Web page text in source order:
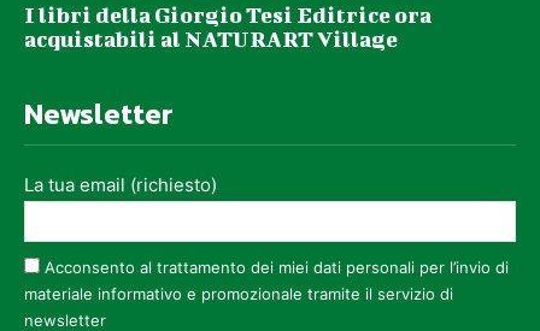
I libri della Giorgio Tesi Editrice ora
acquistabili al NATURART Village
Newsletter
La tua email (richiesto)
Acconsento al trattamento dei miei dati personali per l’invio di
materiale informativo e promozionale tramite il servizio di
newsletter